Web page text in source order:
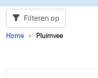
Filteren op
Home Pluimvee